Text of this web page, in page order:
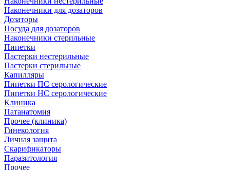
Наконечники для дозаторов
Дозаторы
Посуда для дозаторов
Наконечники стерильные
Пипетки
Пастерки нестерильные
Пастерки стерильные
Капилляры
Пипетки ПС серологические
Пипетки НС серологические
Клиника
Патанатомия
Прочее (клиника)
Гинекология
Личная защита
Скарификаторы
Паразитология
Прочее